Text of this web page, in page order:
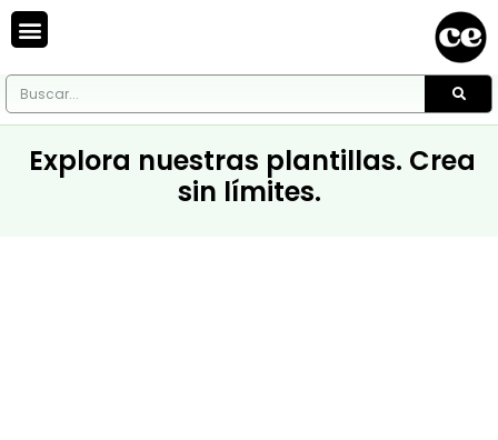
Explora nuestras plantillas. Crea
sin límites.